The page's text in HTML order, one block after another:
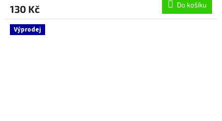
130 Kč Do košíku
Výprodej